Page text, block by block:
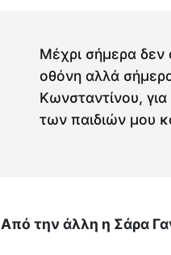
Μέχρι σήμερα
οθόνη αλλά
Κωνσταντίνου,
των παιδιών μου
Από την άλλη η Σάρα